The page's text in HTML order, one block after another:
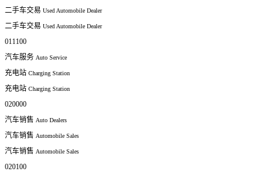
二手车交易 Used Automobile Dealer
二手车交易 Used Automobile Dealer
011100
汽车服务 Auto Service
充电站 Charging Station
充电站 Charging Station
020000
汽车销售 Auto Dealers
汽车销售 Automobile Sales
汽车销售 Automobile Sales
020100